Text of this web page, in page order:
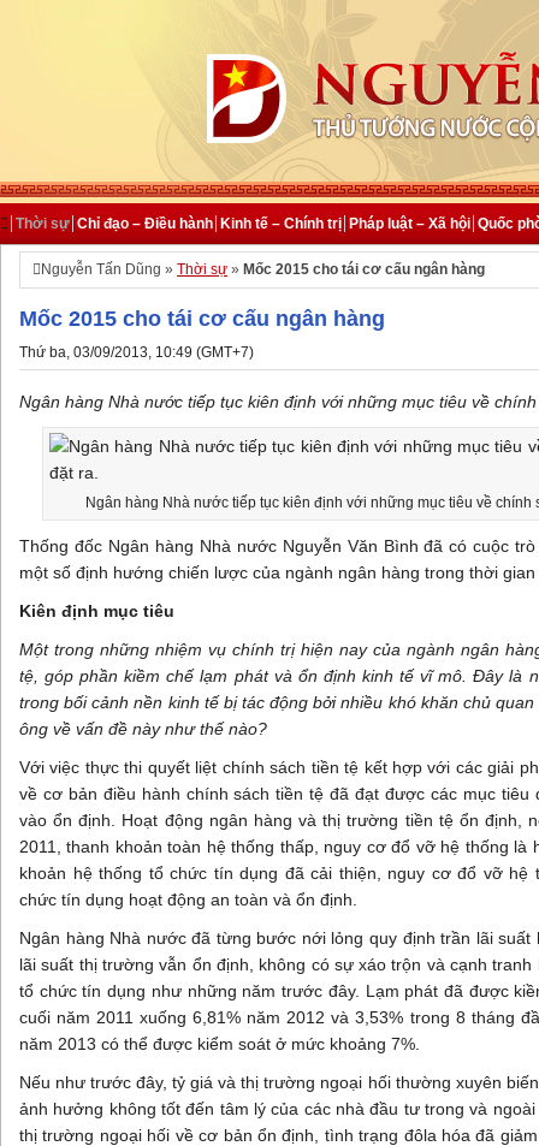
 Thời sự Chỉ đạo – Điều hành Kinh tế – Chính trị Pháp luật – Xã hội Quốc
 Nguyễn Tấn Dũng » Thời sự » Mốc 2015 cho tái cơ cấu ngân hàng
Mốc 2015 cho tái cơ cấu ngân hàng
Thứ ba, 03/09/2013, 10:49 (GMT+7)
Ngân hàng Nhà nước tiếp tục kiên định với những mục tiêu về
Ngân hàng Nhà nước tiếp tục kiên định với những mục tiêu về chính
Thống đốc Ngân hàng Nhà nước Nguyễn Văn Bình đã có cuộc
một số định hướng chiến lược của ngành ngân hàng trong thời
Kiên định mục tiêu
Một trong những nhiệm vụ chính trị hiện nay của ngành ngân
tệ, góp phần kiềm chế lạm phát và ổn định kinh tế vĩ mô. Đây là
trong bối cảnh nền kinh tế bị tác động bởi nhiều khó khăn chủ
ông về vấn đề này như thế nào?
Với việc thực thi quyết liệt chính sách tiền tệ kết hợp với các giải
về cơ bản điều hành chính sách tiền tệ đã đạt được các mục tiêu
vào ổn định. Hoạt động ngân hàng và thị trường tiền tệ ổn định,
2011, thanh khoản toàn hệ thống thấp, nguy cơ đổ vỡ hệ thống là
khoản hệ thống tổ chức tín dụng đã cải thiện, nguy cơ đổ vỡ hệ
chức tín dụng hoạt động an toàn và ổn định.
Ngân hàng Nhà nước đã từng bước nới lỏng quy định trần lãi suất
lãi suất thị trường vẫn ổn định, không có sự xáo trộn và cạnh
tổ chức tín dụng như những năm trước đây. Lạm phát đã được
cuối năm 2011 xuống 6,81% năm 2012 và 3,53% trong 8 tháng
năm 2013 có thể được kiểm soát ở mức khoảng 7%.
Nếu như trước đây, tỷ giá và thị trường ngoại hối thường xuyên
ảnh hưởng không tốt đến tâm lý của các nhà đầu tư trong và
thị trường ngoại hối về cơ bản ổn định, tình trạng đôla hóa đã